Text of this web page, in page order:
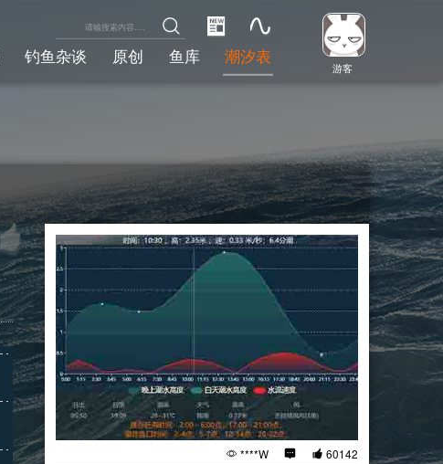
游客
钓鱼杂谈 原创 鱼库 潮汐表
****W
60142